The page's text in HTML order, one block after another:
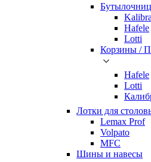
Kalibra
Hafele
Lotti
Корзины /
Hafele
Lotti
Лотки для
Lemax Prof
Volpato
MFC
Шины и навесы